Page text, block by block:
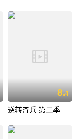
8.4
逆转奇兵 第二季